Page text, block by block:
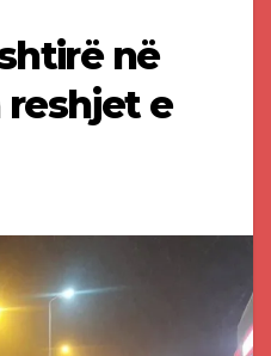
në
reshjet e